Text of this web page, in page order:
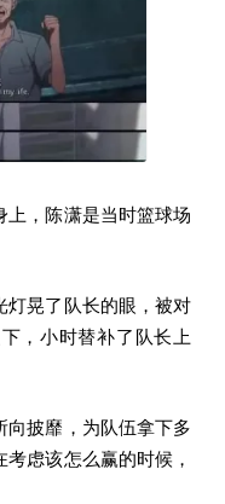
上，陈潇是当时篮球场
灯晃了队长的眼，被对
，小时替补了队长上
向披靡，为队伍拿下多
虑该怎么赢的时候，